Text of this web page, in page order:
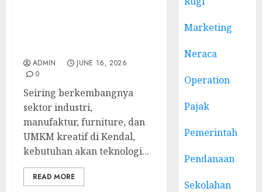
ADMIN
JUNE 16, 2026
0
Seiring berkembangnya
sektor industri,
manufaktur, furniture, dan
UMKM kreatif di Kendal,
kebutuhan akan teknologi...
READ MORE
Marketing
Neraca
Operation
Pajak
Pemerintah
Pendanaan
Sekolahan